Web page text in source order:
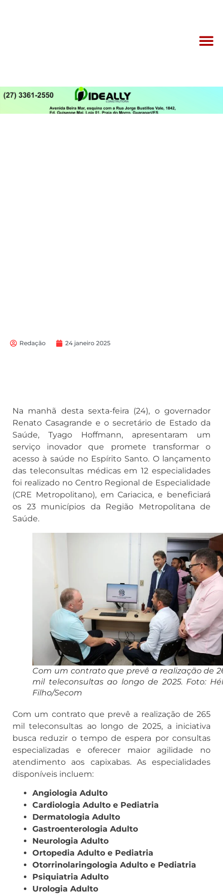
Redação 24 janeiro 2025
Na manhã desta sexta-feira (24), o governador
Renato Casagrande e o secretário de Estado da
Saúde, Tyago Hoffmann, apresentaram um
serviço inovador que promete transformar o
acesso à saúde no Espírito Santo. O lançamento
das teleconsultas médicas em 12 especialidades
foi realizado no Centro Regional de Especialidade
(CRE Metropolitano), em Cariacica, e beneficiará
os 23 municípios da Região Metropolitana de
Saúde.
Com um contrato que prevê a realização de
mil teleconsultas ao longo de 2025. Foto:
Filho/Secom
Com um contrato que prevê a realização de 265
mil teleconsultas ao longo de 2025, a iniciativa
busca reduzir o tempo de espera por consultas
especializadas e oferecer maior agilidade no
atendimento aos capixabas. As especialidades
disponíveis incluem:
Angiologia Adulto
Cardiologia Adulto e Pediatria
Dermatologia Adulto
Gastroenterologia Adulto
Neurologia Adulto
Ortopedia Adulto e Pediatria
Otorrinolaringologia Adulto e Pediatria
Psiquiatria Adulto
Urologia Adulto